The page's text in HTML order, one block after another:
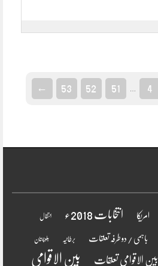
4
51
52
53
←
امریکا انتخابات 2018ء انتقال
باہمی / دو طرفہ تعلقات برطانیہ بلوچستان
بین الاقوامی تعلقات
بین الاقوامی